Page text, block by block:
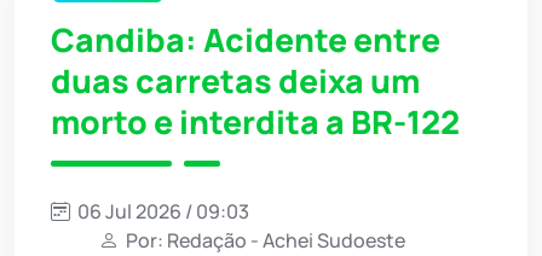
Candiba: Acidente entre
duas carretas deixa um
morto e interdita a BR-122
06 Jul 2026 / 09:03
Por: Redação - Achei Sudoeste